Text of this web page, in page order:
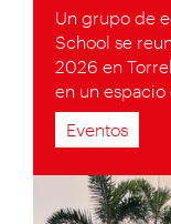
Un grupo de
School se
2026 en
en un espacio
Eventos